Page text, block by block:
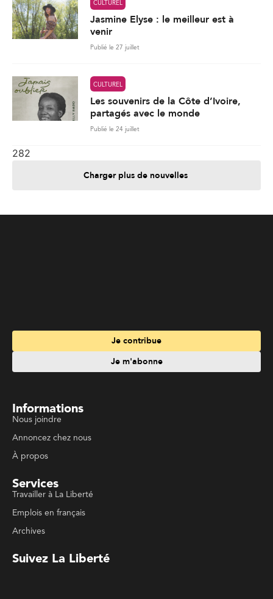
Les souvenirs de la Côte d’Ivoire,
partagés avec le monde
Publié le 24 juillet
Charger plus de nouvelles
Je contribue
Services
Suivez La Liberté
Code de conduite
Politique de confidentialité
Politique de droits d'auteurs
La Liberté © 2023